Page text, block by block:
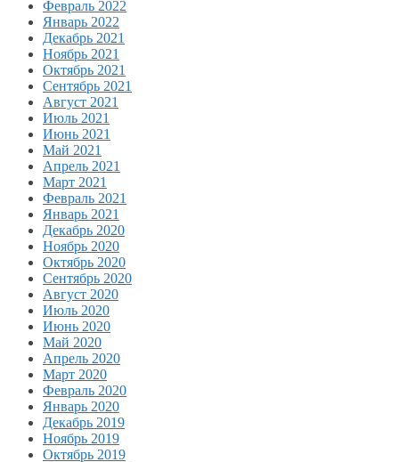
Февраль 2022
Январь 2022
Декабрь 2021
Ноябрь 2021
Октябрь 2021
Сентябрь 2021
Август 2021
Июль 2021
Июнь 2021
Май 2021
Апрель 2021
Март 2021
Февраль 2021
Январь 2021
Декабрь 2020
Ноябрь 2020
Октябрь 2020
Сентябрь 2020
Август 2020
Июль 2020
Июнь 2020
Май 2020
Апрель 2020
Март 2020
Февраль 2020
Январь 2020
Декабрь 2019
Ноябрь 2019
Октябрь 2019